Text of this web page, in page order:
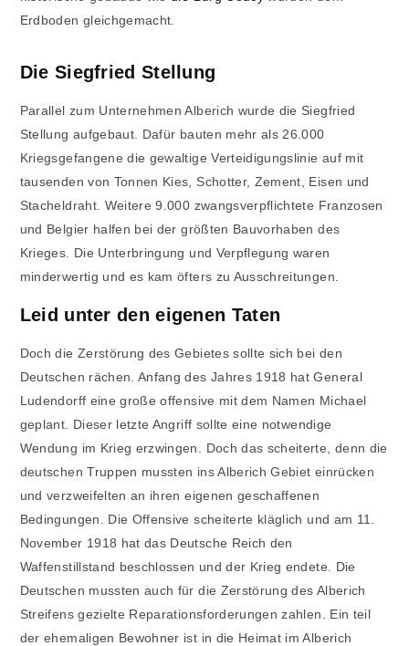
Erdboden gleichgemacht.
Die Siegfried Stellung
Parallel zum Unternehmen Alberich wurde die Siegfried
Stellung aufgebaut. Dafür bauten mehr als 26.000
Kriegsgefangene die gewaltige Verteidigungslinie auf mit
tausenden von Tonnen Kies, Schotter, Zement, Eisen und
Stacheldraht. Weitere 9.000 zwangsverpflichtete Franzosen
und Belgier halfen bei der größten Bauvorhaben des
Krieges. Die Unterbringung und Verpflegung waren
minderwertig und es kam öfters zu Ausschreitungen.
Leid unter den eigenen Taten
Doch die Zerstörung des Gebietes sollte sich bei den
Deutschen rächen. Anfang des Jahres 1918 hat General
Ludendorff eine große offensive mit dem Namen Michael
geplant. Dieser letzte Angriff sollte eine notwendige
Wendung im Krieg erzwingen. Doch das scheiterte, denn die
deutschen Truppen mussten ins Alberich Gebiet einrücken
und verzweifelten an ihren eigenen geschaffenen
Bedingungen. Die Offensive scheiterte kläglich und am 11.
November 1918 hat das Deutsche Reich den
Waffenstillstand beschlossen und der Krieg endete. Die
Deutschen mussten auch für die Zerstörung des Alberich
Streifens gezielte Reparationsforderungen zahlen. Ein teil
der ehemaligen Bewohner ist in die Heimat im Alberich